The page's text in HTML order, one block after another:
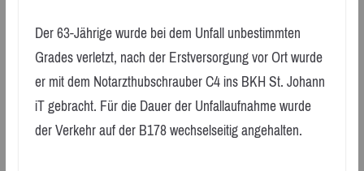
Der 63-Jährige wurde bei dem Unfall unbestimmten
Grades verletzt, nach der Erstversorgung vor Ort wurde
er mit dem Notarzthubschrauber C4 ins BKH St. Johann
iT gebracht. Für die Dauer der Unfallaufnahme wurde
der Verkehr auf der B178 wechselseitig angehalten.